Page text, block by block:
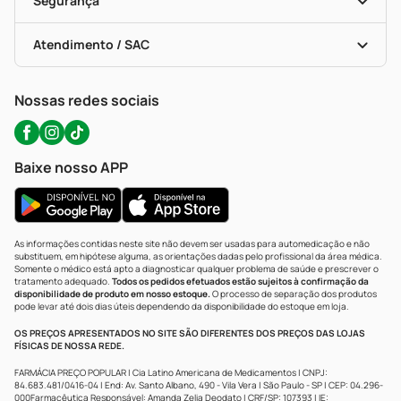
Troca E Devolução
Bulas De A A Z
Políticas De Marketplace
Testes Rápidos
Autoteste Covid-19
Certificado De Segurança
Portal Da Privacidade
Atendimento / SAC
WhatsApp (47) 9202-1687
Nossas redes sociais
Baixe nosso APP
As informações contidas neste site não devem ser usadas para automedicação e não
substituem, em hipótese alguma, as orientações dadas pelo profissional da área médica.
Somente o médico está apto a diagnosticar qualquer problema de saúde e prescrever o
tratamento adequado. Todos os pedidos efetuados estão sujeitos à confirmação da
disponibilidade de produto em nosso estoque.O processo de separação dos produtos
pode levar até dois dias úteis dependendo da disponibilidade do estoque em loja.
OS PREÇOS APRESENTADOS NO SITE SÃO DIFERENTES DOS PREÇOS DAS LOJAS
FÍSICAS DE NOSSA REDE.
FARMÁCIA PREÇO POPULAR | Cia Latino Americana de Medicamentos | CNPJ:
84.683.481/0416-04 | End: Av. Santo Albano, 490 - Vila Vera | São Paulo - SP | CEP: 04.296-
000Farmacêutica Responsável: Amanda Zelia Deodato | CRF/SP: 107393 | IE: